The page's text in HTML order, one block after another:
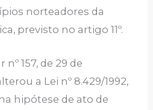
norteadores da
previsto no artigo 11º.
157, de 29 de
a Lei nº 8.429/1992,
hipótese de ato de